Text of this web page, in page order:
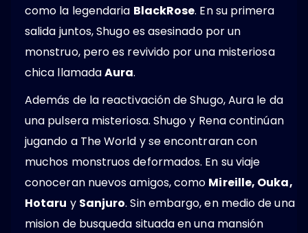
como la legendaria BlackRose. En su primera
salida juntos, Shugo es asesinado por un
monstruo, pero es revivido por una misteriosa
chica llamadaAura.
Además de la reactivación de Shugo, Aura le da
una pulsera misteriosa. Shugo y Rena continúan
jugando a The World y se encontraran con
muchos monstruos deformados. En su viaje
conoceran nuevos amigos, como Mireille, Ouka,
Hotaru y Sanjuro. Sin embargo, en medio de una
mision de busqueda situada en una mansión